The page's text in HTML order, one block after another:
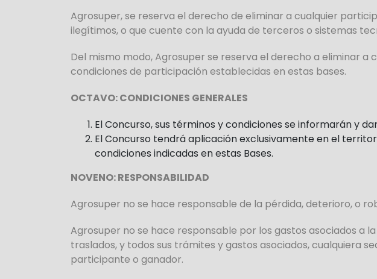
Agrosuper, se reserva el derecho de eliminar a cualquier
ilegítimos, o que cuente con la ayuda de terceros o sistemas
Del mismo modo, Agrosuper se reserva el derecho a eliminar
condiciones de participación establecidas en estas bases.
OCTAVO: CONDICIONES GENERALES
El Concurso, sus términos y condiciones se informarán y
El Concurso tendrá aplicación exclusivamente en el
condiciones indicadas en estas Bases.
NOVENO: RESPONSABILIDAD
Agrosuper no se hace responsable de la pérdida, deterioro, o
Agrosuper no se hace responsable por los gastos asociados a
traslados, y todos sus trámites y gastos asociados, cualquiera
participante o ganador.